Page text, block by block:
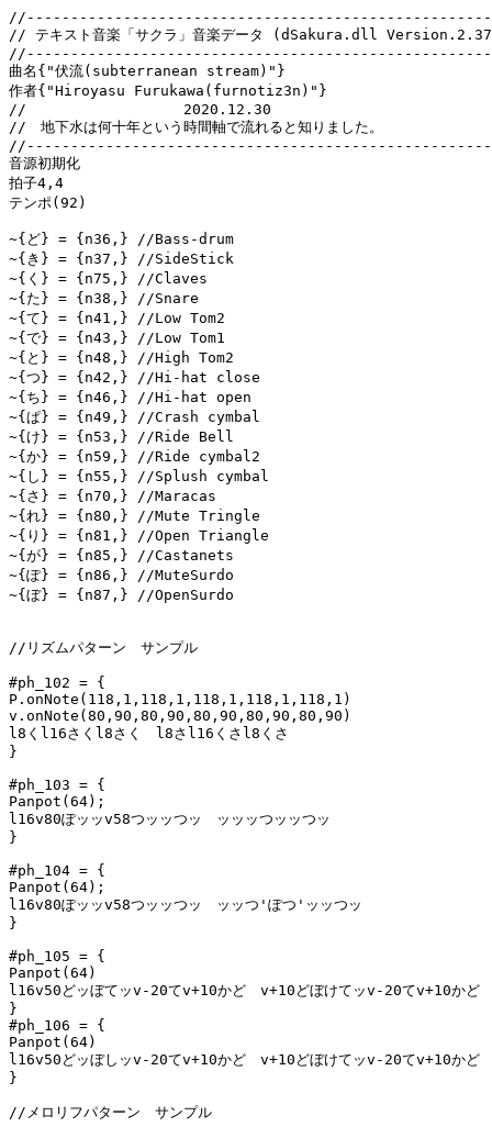
// テキスト音楽「サクラ」音楽データ (dSakura.dll
曲名{"伏流(subterranean stream)"}
作者{"Hiroyasu Furukawa(furnotiz3n)"}
//　　　　　　　　　　　2020.12.30
//　地下水は何十年という時間軸で流れると知りました。
音源初期化
拍子4,4
テンポ(92)
~{ど} = {n36,} //Bass-drum
~{き} = {n37,} //SideStick
~{く} = {n75,} //Claves
~{た} = {n38,} //Snare
~{て} = {n41,} //Low Tom2
~{で} = {n43,} //Low Tom1
~{と} = {n48,} //High Tom2
~{つ} = {n42,} //Hi-hat close
~{ち} = {n46,} //Hi-hat open
~{ぱ} = {n49,} //Crash cymbal
~{け} = {n53,} //Ride Bell
~{か} = {n59,} //Ride cymbal2
~{し} = {n55,} //Splush cymbal
~{さ} = {n70,} //Maracas
~{れ} = {n80,} //Mute Tringle
~{り} = {n81,} //Open Triangle
~{が} = {n85,} //Castanets
~{ぽ} = {n86,} //MuteSurdo
~{ぼ} = {n87,} //OpenSurdo
//リズムパターン　サンプル
#ph_102 = {
P.onNote(118,1,118,1,118,1,118,1,118,1)
v.onNote(80,90,80,90,80,90,80,90,80,90)
l8くl16さくl8さく　l8さl16くさl8くさ
}
#ph_103 = {
Panpot(64);
l16v80ぽッッv58つッッつッ　ッッッつッッつッ
}
#ph_104 = {
Panpot(64);
l16v80ぽッッv58つッッつッ　ッッつ'ぽつ'ッッつッ
}
#ph_105 = {
Panpot(64)
l16v50どッぼてッv-20てv+10かど　v+10どぼけてッv-20てv+10かど
}
#ph_106 = {
Panpot(64)
l16v50どッぼしッv-20てv+10かど　v+10どぼけてッv-20てv+10かど
}
//メロリフパターン　サンプル